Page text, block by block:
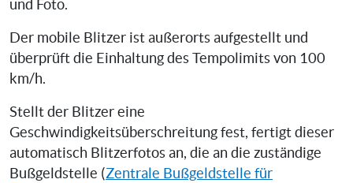
und Foto.
Der mobile Blitzer ist außerorts aufgestellt und
überprüft die Einhaltung des Tempolimits von 100
km/h.
Stellt der Blitzer eine
Geschwindigkeitsüberschreitung fest, fertigt dieser
automatisch Blitzerfotos an, die an die zuständige
Bußgeldstelle (Zentrale Bußgeldstelle für